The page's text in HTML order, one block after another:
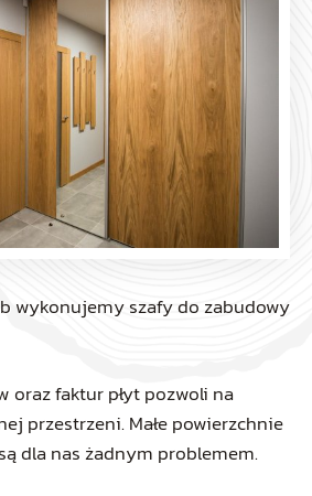
wykonujemy szafy do zabudowy
oraz faktur płyt pozwoli na
przestrzeni. Małe powierzchnie
dla nas żadnym problemem.